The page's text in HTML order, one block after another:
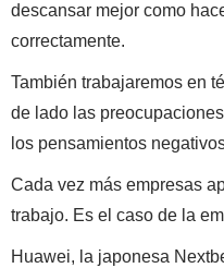
descansar mejor como
correctamente.
También trabajaremos en
de lado las
los pensamientos
Cada vez más empresas
trabajo. Es el caso de la
Huawei, la japonesa